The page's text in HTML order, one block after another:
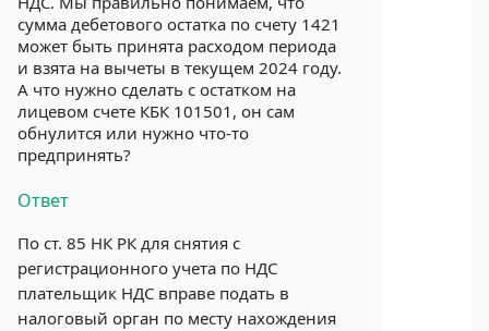
сумма дебетового остатка по счету 1421
может быть принята расходом периода
и взята на вычеты в текущем 2024 году.
А что нужно сделать с остатком на
лицевом счете КБК 101501, он сам
обнулится или нужно что-то
предпринять?
Ответ
По ст. 85 НК РК для снятия с
регистрационного учета по НДС
плательщик НДС вправе подать в
налоговый орган по месту нахождения